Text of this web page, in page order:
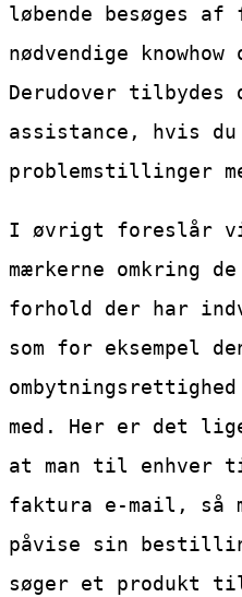
løbende besøges
nødvendige
Derudover
assistance, hvis
problemstillinger
I øvrigt foreslår vi
mærkerne omkring
forhold der har
som for eksempel
med. Her er det
at man til enhver
faktura e-mail, så
påvise sin
søger et produkt